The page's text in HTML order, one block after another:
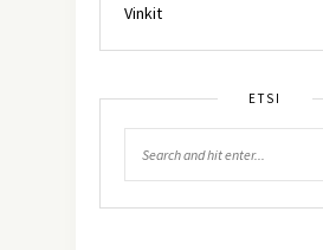
Vinkit
ETSI